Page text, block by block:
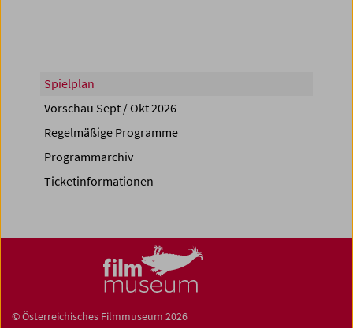
Spielplan
Vorschau Sept / Okt 2026
Regelmäßige Programme
Programmarchiv
Ticketinformationen
© Österreichisches Filmmuseum 2026